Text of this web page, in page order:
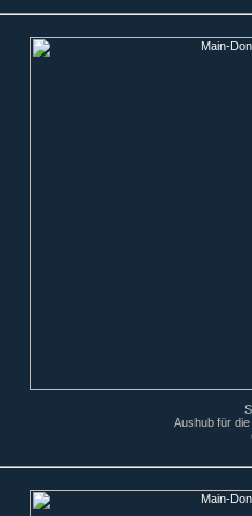
Aushub für